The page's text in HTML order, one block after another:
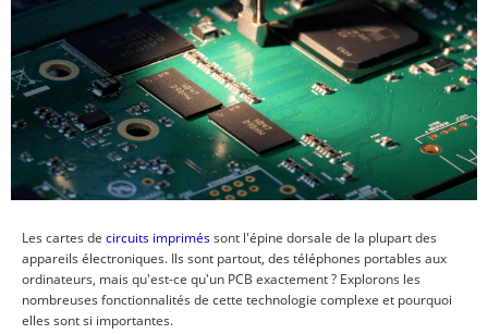
Les cartes de circuits impriméssont l'épine dorsale de la plupart des
appareils électroniques. Ils sont partout, des téléphones portables aux
ordinateurs, mais qu'est-ce qu'un PCB exactement ? Explorons les
nombreuses fonctionnalités de cette technologie complexe et pourquoi
elles sont si importantes.